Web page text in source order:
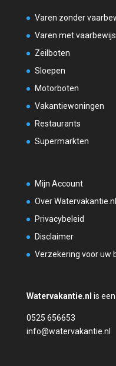
Varen zonder
Varen met vaarbewijs
Zeilboten
Sloepen
Motorboten
Vakantiewoningen
Restaurants
Supermarkten
Mijn Account
Over Watervakantie.nl
Privacybeleid
Disclaimer
Verzekering voor uw
Watervakantie.nl is
0525 656653
info@watervakantie.nl